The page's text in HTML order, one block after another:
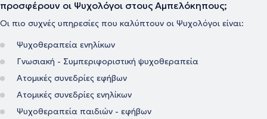
προσφέρουν οι Ψυχολόγοι στους Αμπελόκηπους;
Οι πιο συχνές υπηρεσίες που καλύπτουν οι Ψυχολόγοι είναι:
Ψυχοθεραπεία ενηλίκων
Γνωσιακή - Συμπεριφοριστική ψυχοθεραπεία
Ατομικές συνεδρίες εφήβων
Ατομικές συνεδρίες ενηλίκων
Ψυχοθεραπεία παιδιών - εφήβων